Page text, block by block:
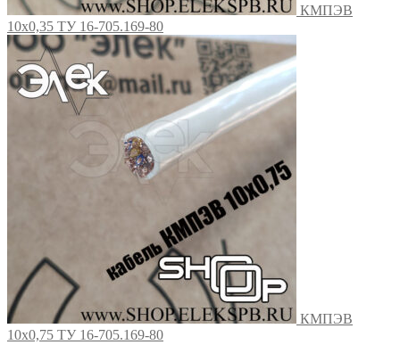
КМПЭВ
10х0,35 ТУ 16-705.169-80
КМПЭВ
10х0,75 ТУ 16-705.169-80